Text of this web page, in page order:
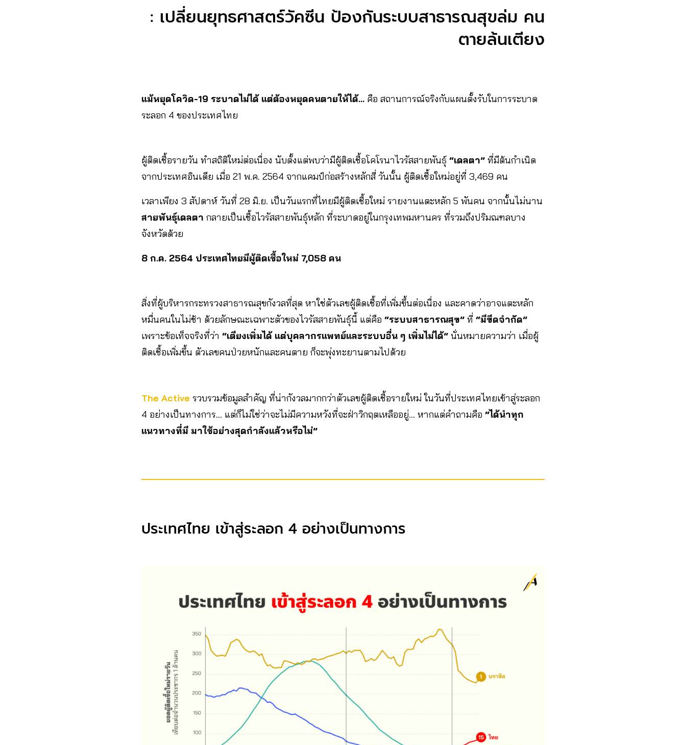
: เปลี่ยนยุทธศาสตร์วัคซีน ป้องกันระบบสาธารณสุขล่ม คน
ตายล้นเตียง
แม้หยุดโควิด-19 ระบาดไม่ได้ แต่ต้องหยุดคนตายให้ได้… คือ สถานการณ์จริงกับแผนตั้งรับในการระบาด
ระลอก 4 ของประเทศไทย
ผู้ติดเชื้อรายวัน ทำสถิติใหม่ต่อเนื่อง นับตั้งแต่พบว่ามีผู้ติดเชื้อโคโรนาไวรัสสายพันธุ์ “เดลตา” ที่มีต้นกำเนิด
จากประเทศอินเดีย เมื่อ 21 พ.ค. 2564 จากแคมป์ก่อสร้างหลักสี่ วันนั้น ผู้ติดเชื้อใหม่อยู่ที่ 3,469 คน
เวลาเพียง 3 สัปดาห์ วันที่ 28 มิ.ย. เป็นวันแรกที่ไทยมีผู้ติดเชื้อใหม่ รายงานแตะหลัก 5 พันคน จากนั้นไม่นาน
สายพันธุ์เดลตา กลายเป็นเชื้อไวรัสสายพันธุ์หลัก ที่ระบาดอยู่ในกรุงเทพมหานคร ที่รวมถึงปริมณฑลบาง
จังหวัดด้วย
8 ก.ค. 2564 ประเทศไทยมีผู้ติดเชื้อใหม่ 7,058 คน
สิ่งที่ผู้บริหารกระทรวงสาธารณสุขกังวลที่สุด หาใช่ตัวเลขผู้ติดเชื้อที่เพิ่มขึ้นต่อเนื่อง และคาดว่าอาจแตะหลัก
หมื่นคนในไม่ช้า ด้วยลักษณะเฉพาะตัวของไวรัสสายพันธุ์นี้ แต่คือ “ระบบสาธารณสุข” ที่ “มีขีดจำกัด”
เพราะข้อเท็จจริงที่ว่า “เตียงเพิ่มได้ แต่บุคลากรแพทย์และระบบอื่น ๆ เพิ่มไม่ได้” นั่นหมายความว่า เมื่อผู้
ติดเชื้อเพิ่มขึ้น ตัวเลขคนป่วยหนักและคนตาย ก็จะพุ่งทะยานตามไปด้วย
The Active รวบรวมข้อมูลสำคัญ ที่น่ากังวลมากกว่าตัวเลขผู้ติดเชื้อรายใหม่ ในวันที่ประเทศไทยเข้าสู่ระลอก
4 อย่างเป็นทางการ… แต่ก็ไม่ใช่ว่าจะไม่มีความหวังที่จะฝ่าวิกฤตเหลืออยู่… หากแต่คำถามคือ “ได้นำทุก
แนวทางที่มี มาใช้อย่างสุดกำลังแล้วหรือไม่”
ประเทศไทย เข้าสู่ระลอก 4 อย่างเป็นทางการ